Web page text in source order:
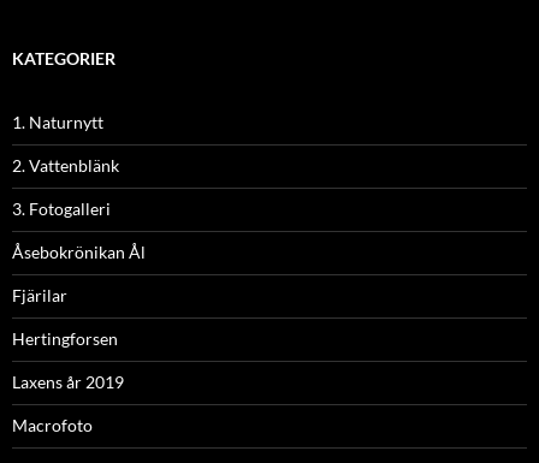
KATEGORIER
1. Naturnytt
2. Vattenblänk
3. Fotogalleri
Åsebokrönikan Ål
Fjärilar
Hertingforsen
Laxens år 2019
Macrofoto